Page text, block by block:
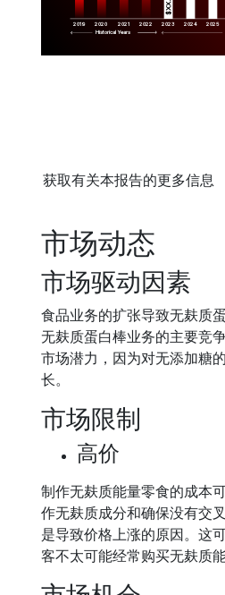
2019 2020 2021 2022 2023 2024 2025
$XX.X
Historical Years
获取有关本报告的更多信息
市场动态
市场驱动因素
食品业务的扩张导致无麸质
无麸质蛋白棒业务的主要竞
市场潜力，因为对无添加糖
长。
市场限制
高价
制作无麸质能量零食的成本
作无麸质成分和确保没有交
是导致价格上涨的原因。这
客不太可能经常购买无麸质能